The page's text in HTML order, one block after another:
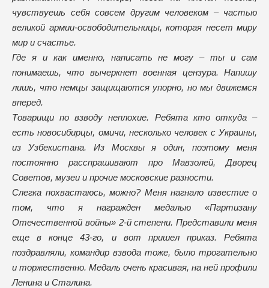
чувствуешь себя совсем другим человеком – частью
великой армии-освободительницы, которая несет миру
мир и счастье.
Где я и как именно, написать не могу – ты и сам
понимаешь, что вычеркнет военная цензура. Напишу
лишь, что немцы защищаются упорно, но мы движемся
вперед.
Товарищи по взводу неплохие. Ребята кто откуда –
есть новосибирцы, омичи, несколько человек с Украины,
из Узбекистана. Из Москвы я один, поэтому меня
постоянно расспрашивают про Мавзолей, Дворец
Советов, музеи и прочие московские разности.
Слегка похвастаюсь, можно? Меня нагнало известие о
том, что я награжден медалью «Партизану
Отечественной войны» 2-й степени. Представили меня
еще в конце 43-го, и вот пришел приказ. Ребята
поздравляли, командир взвода тоже, было трогательно
и торжественно. Медаль очень красивая, на ней профили
Ленина и Сталина.